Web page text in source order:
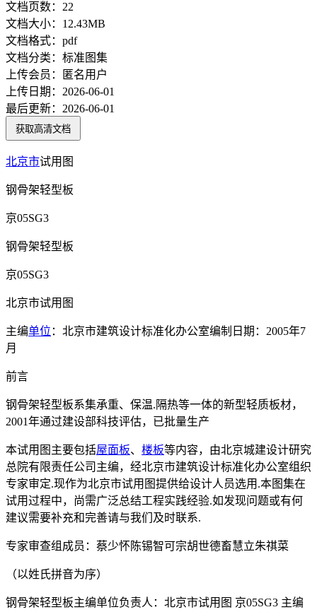
文档页数： 22
文档大小： 12.43MB
文档格式： pdf
文档分类： 标准图集
上传会员：
匿名用户
上传日期： 2026-06-01
最后更新： 2026-06-01
获取高清文档
北京市试用图
钢骨架轻型板
京05SG3
钢骨架轻型板
京05SG3
北京市试用图
主编单位 ：北京市建筑设计标准化办公室编制日期：2005年7
月
前言
钢骨架轻型板系集承重、保温.隔热等一体的新型轻质板材，
2001年通过建设部科技评估，已批量生产
本试用图主要包括屋面板、 楼板等内容，由北京城建设计研究
总院有限责任公司主编，经北京市建筑设计标准化办公室组织
专家审定.现作为北京市试用图提供给设计人员选用.本图集在
试用过程中，尚需广泛总结工程实践经验.如发现问题或有何
建议需要补充和完善请与我们及时联系.
专家审查组成员：蔡少怀陈锡智可宗胡世德畜慧立朱祺菜
（以姓氏拼音为序）
钢骨架轻型板主编单位负责人：北京市试用图 京05SG3 主编